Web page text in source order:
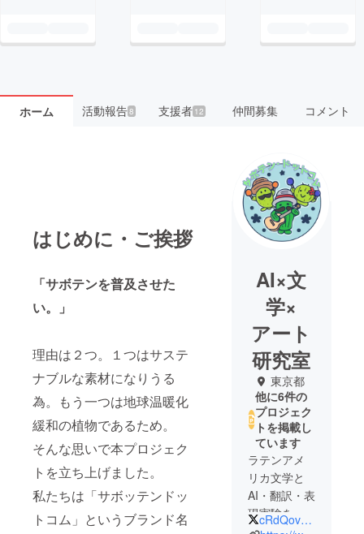
ホーム 活動報告8 支援者 12 仲間募集 コメント
はじめに・ご挨拶
「サボテンを普及させた
い。」
理由は２つ。１つはサステ
ナブルな素材になりうる
為。もう一つは地球温暖化
緩和の植物であるため。
そんな思いで本プロジェク
トを立ち上げました。
私たちは「サボッテンドッ
トコム」というブランド名
AI×文
学×
アート
研究室
東京都
他に6件の
プロジェク
トを掲載し
ています
ラテンアメ
リカ文学と
AI・翻訳・表
現実験を横 cRdQovhP7wjre6p